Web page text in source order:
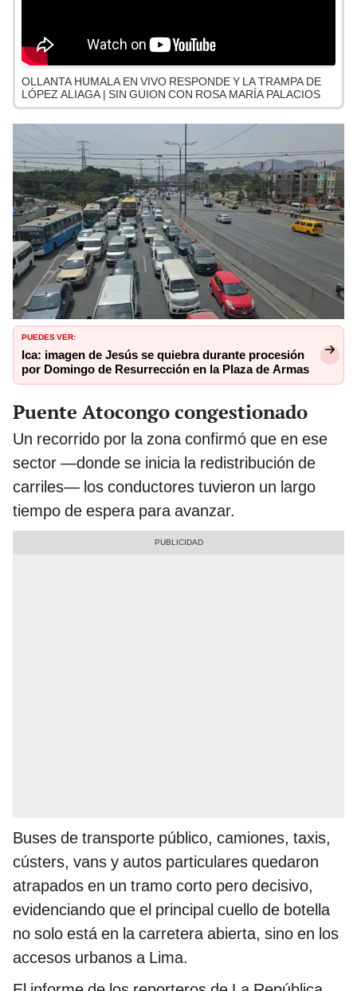
OLLANTA HUMALA EN VIVO RESPONDE Y LA TRAMPA DE
LÓPEZ ALIAGA | SIN GUION CON ROSA MARÍA PALACIOS
PUEDES VER:
Ica: imagen de Jesús se quiebra durante procesión
por Domingo de Resurrección en la Plaza de Armas
Puente Atocongo congestionado
Un recorrido por la zona confirmó que en ese
sector —donde se inicia la redistribución de
carriles— los conductores tuvieron un largo
tiempo de espera para avanzar.
Buses de transporte público, camiones, taxis,
cústers, vans y autos particulares quedaron
atrapados en un tramo corto pero decisivo,
evidenciando que el principal cuello de botella
no solo está en la carretera abierta, sino en los
accesos urbanos a Lima.